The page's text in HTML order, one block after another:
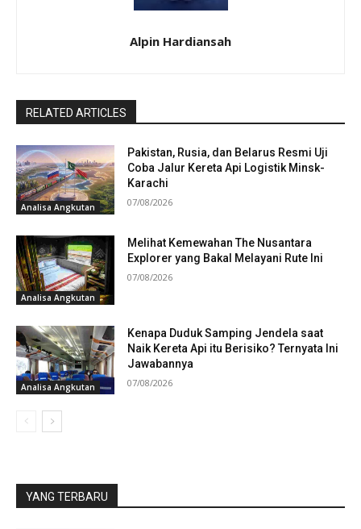
Alpin Hardiansah
RELATED ARTICLES
Analisa Angkutan
Pakistan, Rusia, dan Belarus Resmi Uji
Coba Jalur Kereta Api Logistik Minsk-
Karachi
07/08/2026
Analisa Angkutan
Melihat Kemewahan The Nusantara
Explorer yang Bakal Melayani Rute Ini
07/08/2026
Analisa Angkutan
Kenapa Duduk Samping Jendela saat
Naik Kereta Api itu Berisiko? Ternyata Ini
Jawabannya
07/08/2026
YANG TERBARU